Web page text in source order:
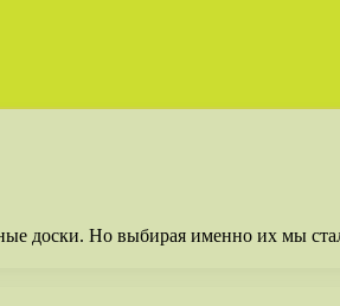
доски. Но выбирая именно их мы